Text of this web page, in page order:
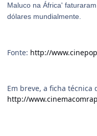
Maluco na África'
dólares mundialmente.
Fonte: http://
Em breve, a ficha técnica
http://